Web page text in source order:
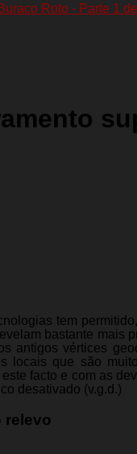
Roto - Parte 1
tem
bastante mais
antigos vértices
locais que são
facto e com as
desativado (v.g.d.)
relevo